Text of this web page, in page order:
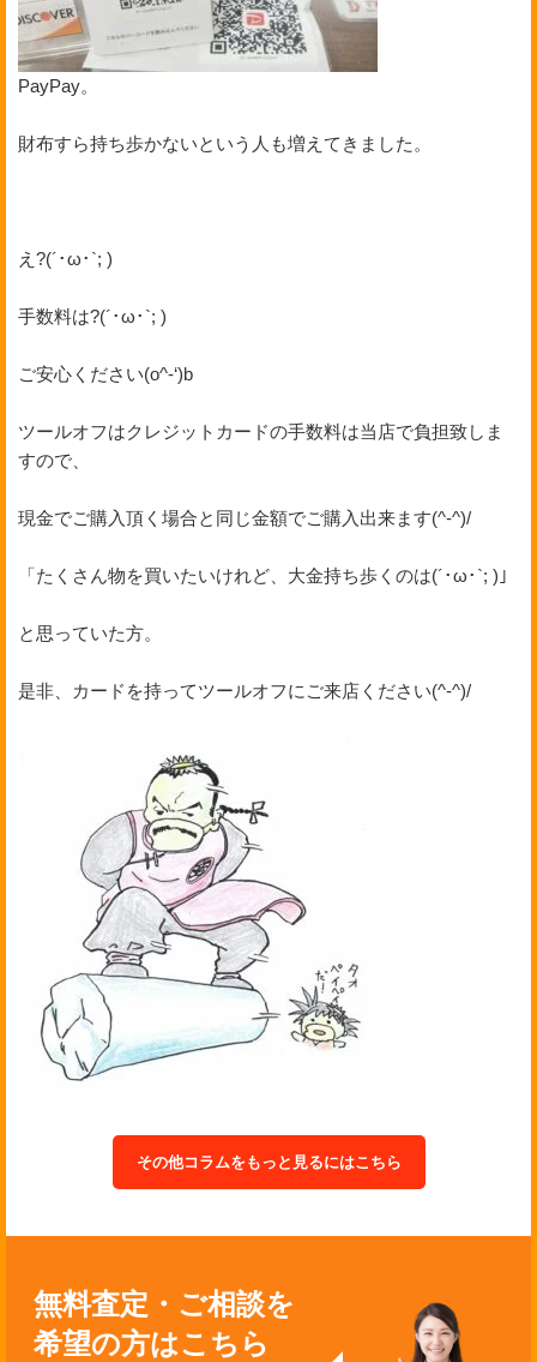
PayPay。
財布すら持ち歩かないという人も増えてきました。
え?(´･ω･`; )
手数料は?(´･ω･`; )
ご安心ください(o^-‘)b
ツールオフはクレジットカードの手数料は当店で負担致しま
すので、
現金でご購入頂く場合と同じ金額でご購入出来ます(^-^)/
「たくさん物を買いたいけれど、大金持ち歩くのは(´･ω･`; )」
と思っていた方。
是非、カードを持ってツールオフにご来店ください(^-^)/
その他コラムをもっと見るにはこちら
無料査定・ご相談を
希望の方はこちら